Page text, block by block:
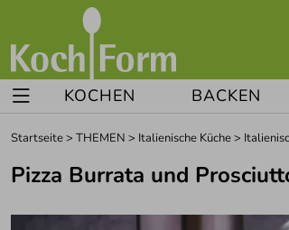
KOCHEN BACKEN
Startseite> THEMEN > Italienische Küche>
Pizza Burrata und